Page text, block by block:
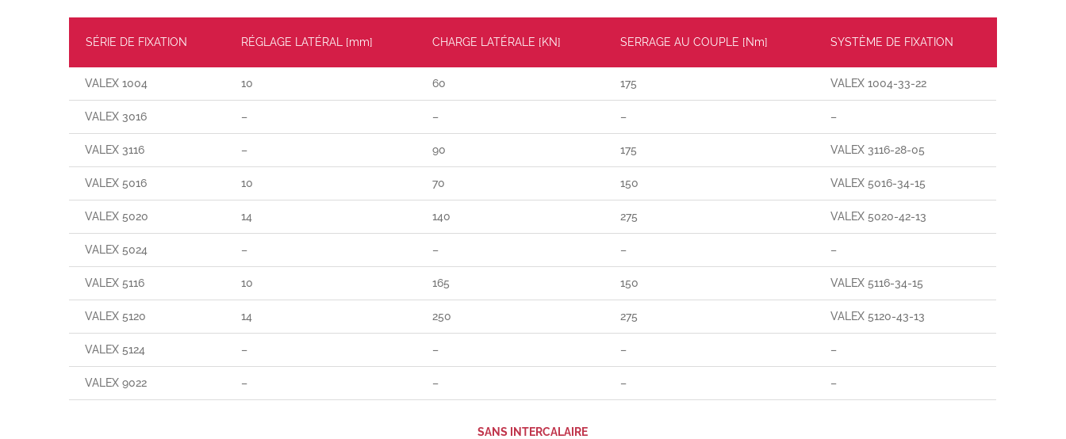
SÉRIE DE FIXATION RÉGLAGE LATÉRAL [mm] CHARGE LATÉRALE [KN] SERRAGE AU COUPLE [Nm] SYSTÈME DE FIXATION
VALEX 1004 10 60 175 VALEX 1004-33-22
VALEX 3016 – – – –
VALEX 3116 – 90 175 VALEX 3116-28-05
VALEX 5016 10 70 150 VALEX 5016-34-15
VALEX 5020 14 140 275 VALEX 5020-42-13
VALEX 5024 – – – –
VALEX 5116 10 165 150 VALEX 5116-34-15
VALEX 5120 14 250 275 VALEX 5120-43-13
VALEX 5124 – – – –
VALEX 9022 – – – –
SANS INTERCALAIRE